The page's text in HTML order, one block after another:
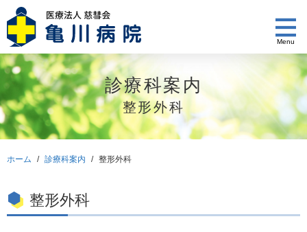
Menu
診療科案内
整形外科
ホーム / 診療科案内 / 整形外科
整形外科